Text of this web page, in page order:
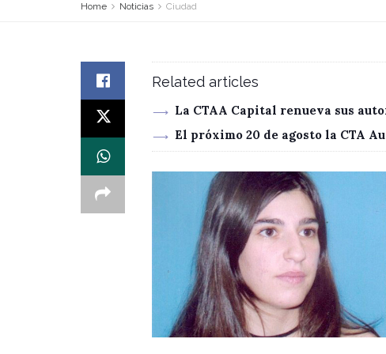
Home Noticias Ciudad
Related articles
La CTAA Capital renueva sus
El próximo 20 de agosto la CTA